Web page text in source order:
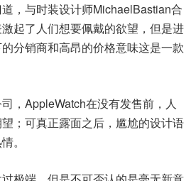
，与时装设计师MichaelBastian合
起了人们想要佩戴的欲望，但是进
分销商和高昂的价格意味这是一款
，AppleWatch在没有发售前，人
；可真正露面之后，尴尬的设计语
。